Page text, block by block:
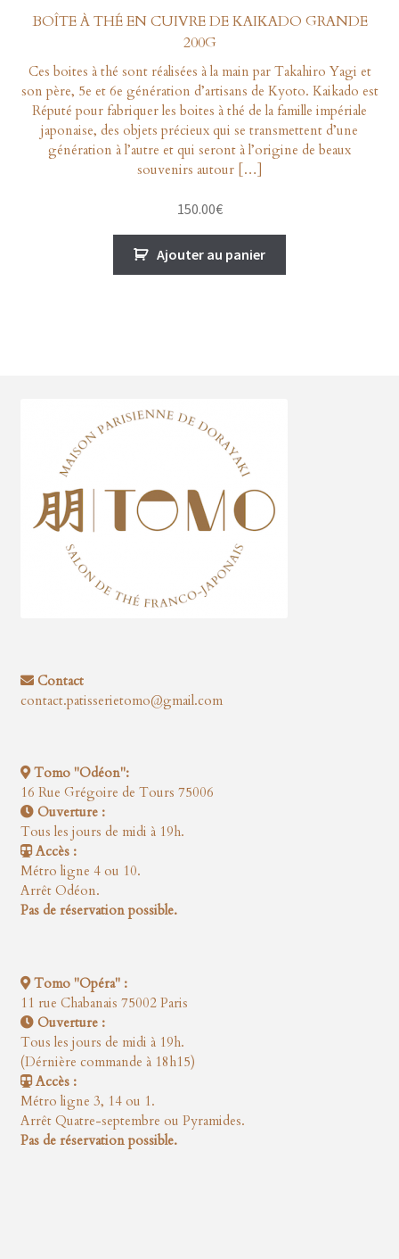
BOÎTE À THÉ EN CUIVRE DE KAIKADO GRANDE
200G
Ces boites à thé sont réalisées à la main par Takahiro Yagi et
son père, 5e et 6e génération d’artisans de Kyoto. Kaikado est
Réputé pour fabriquer les boites à thé de la famille impériale
japonaise, des objets précieux qui se transmettent d’une
génération à l’autre et qui seront à l’origine de beaux
souvenirs autour […]
150.00€
Ajouter au panier
Contact
contact.patisserietomo@gmail.com
Tomo "Odéon":
16 Rue Grégoire de Tours 75006
Ouverture :
Tous les jours de midi à 19h.
Accès :
Métro ligne 4 ou 10.
Arrêt Odéon.
Pas de réservation possible.
Tomo "Opéra" :
11 rue Chabanais 75002 Paris
Ouverture :
Tous les jours de midi à 19h.
(Dérnière commande à 18h15)
Accès :
Métro ligne 3, 14 ou 1.
Arrêt Quatre-septembre ou Pyramides.
Pas de réservation possible.